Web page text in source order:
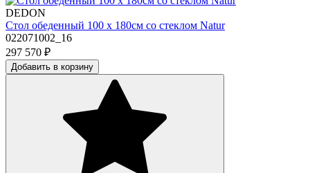
DEDON
Стол обеденный 100 х 180см со стеклом Natur
022071002_16
297 570 ₽
Добавить в корзину